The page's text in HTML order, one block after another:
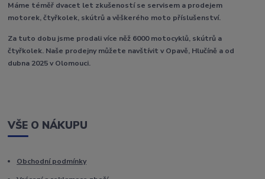
Máme téměř dvacet let zkušeností se servisem a prodejem
motorek, čtyřkolek, skútrů a věškerého moto příslušenství.
Za tuto dobu jsme prodali více něž 6000 motocyklů, skútrů a
čtyřkolek. Naše prodejny můžete navštívit v Opavě, Hlučíně a od
dubna 2025 v Olomouci.
VŠE O NÁKUPU
Obchodní podmínky